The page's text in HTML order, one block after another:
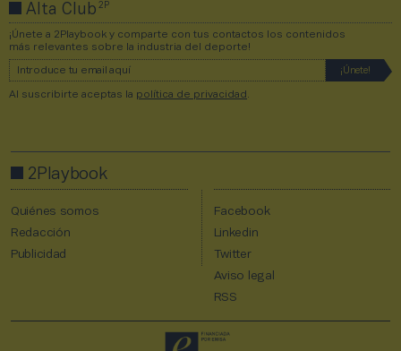
Alta Club2P
¡Únete a 2Playbook y comparte con tus contactos los contenidos
más relevantes sobre la industria del deporte!
Al suscribirte aceptas la política de privacidad
2Playbook
Quiénes somos
Redacción
Publicidad
Facebook
Linkedin
Twitter
Aviso legal
RSS